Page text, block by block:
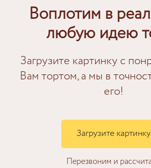
Воплотим в
любую идею
Загрузите картинку с
Вам тортом, а мы в
его!
Загрузите картинку
Перезвоним и